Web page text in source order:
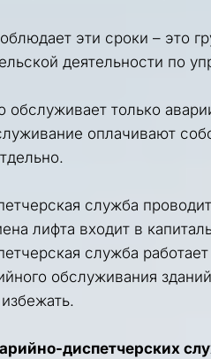
эти сроки – это
деятельности по
обслуживает только
оплачивают
служба
лифта входит в
служба
обслуживания
диспетчерских